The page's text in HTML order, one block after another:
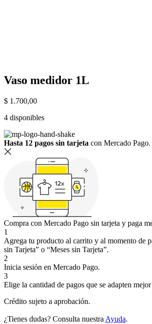
Vaso medidor 1L
$ 1.700,00
4 disponibles
Hasta 12 pagos sin tarjeta con Mercado Pago.
Compra con Mercado Pago sin tarjeta y paga
1
Agrega tu producto al carrito y al momento de
sin Tarjeta” o “Meses sin Tarjeta”.
2
Inicia sesión en Mercado Pago.
3
Elige la cantidad de pagos que se adapten
Crédito sujeto a aprobación.
¿Tienes dudas? Consulta nuestra Ayuda.